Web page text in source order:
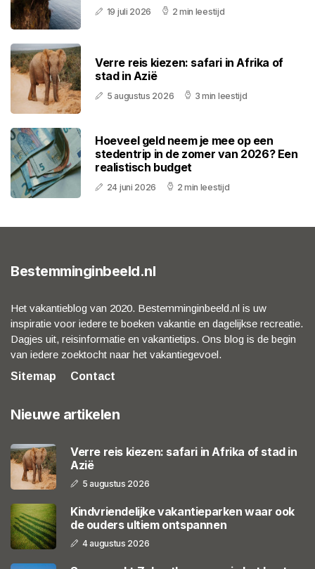
19 juli 2026 2 min leestijd
Verre reis kiezen: safari in Afrika of
stad in Azië
5 augustus 2026 3 min leestijd
Hoeveel geld neem je mee op een
stedentrip in de zomer van 2026? Een
realistisch budget
24 juni 2026 2 min leestijd
Bestemminginbeeld.nl
Het vakantieblog van 2020. Bestemminginbeeld.nl is uw
inspiratie voor iedere te boeken vakantie en dagelijkse recreatie.
Dagjes uit, reisinformatie en vakantietips. Ons blog is de begin
van iedere zoektocht naar het vakantiegevoel.
Sitemap
Contact
Nieuwe artikelen
Verre reis kiezen: safari in Afrika of stad in
Azië
5 augustus 2026
Kindvriendelijke vakantieparken waar ook
de ouders ultiem ontspannen
4 augustus 2026